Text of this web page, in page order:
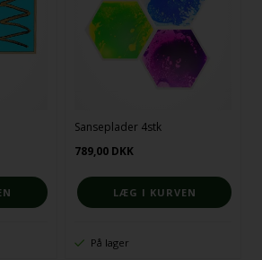
Sanseplader 4stk
789,00 DKK
På lager